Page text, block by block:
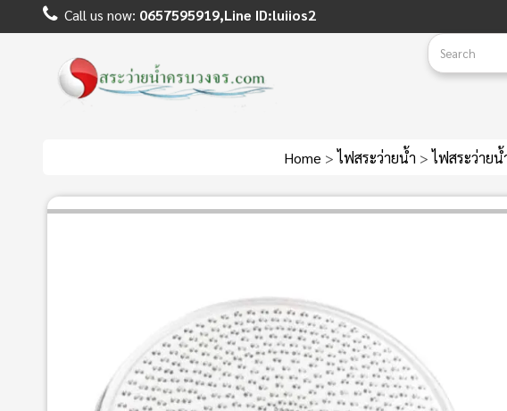
Call us now: 0657595919,Line ID:luiios2
Home > ไฟสระว่ายน้ำ > ไฟสระว่ายน้